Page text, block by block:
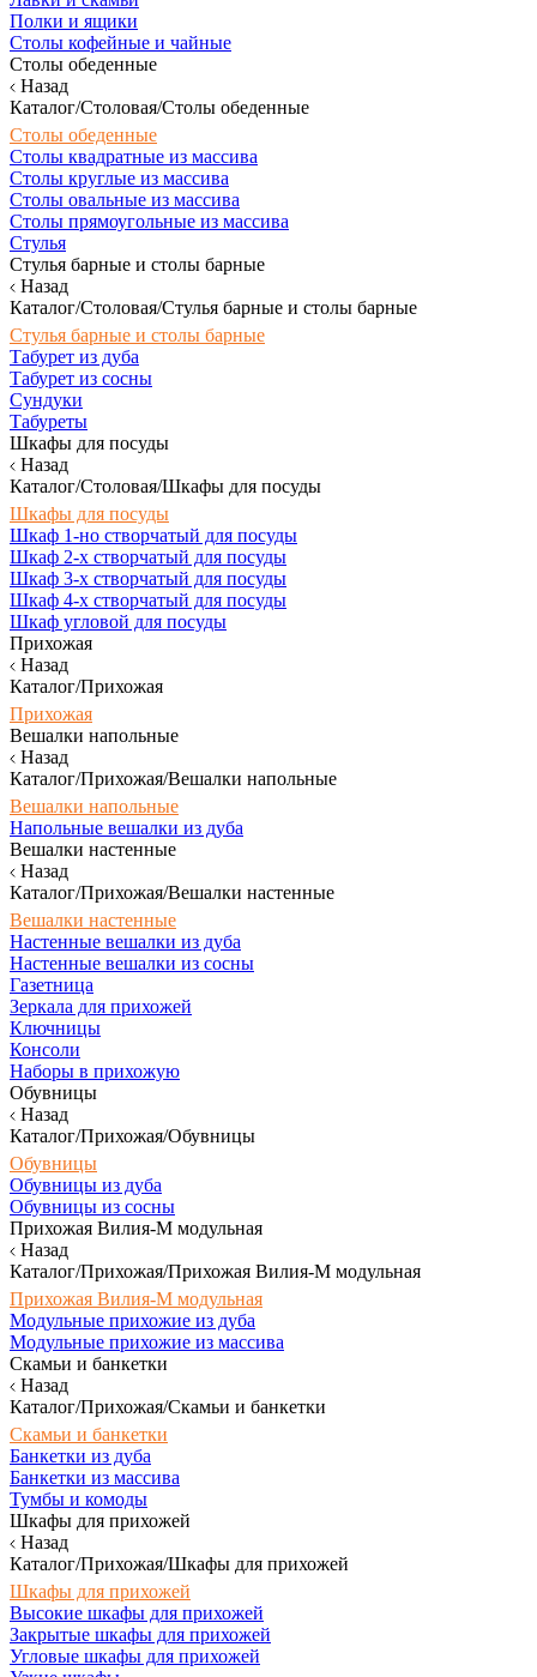
Полки и ящики
Столы кофейные и чайные
Столы обеденные
Назад
Каталог/Столовая/Столы обеденные
Столы обеденные
Столы квадратные из массива
Столы круглые из массива
Столы овальные из массива
Столы прямоугольные из массива
Стулья
Стулья барные и столы барные
Назад
Каталог/Столовая/Стулья барные и столы барные
Стулья барные и столы барные
Табурет из дуба
Табурет из сосны
Сундуки
Табуреты
Шкафы для посуды
Назад
Каталог/Столовая/Шкафы для посуды
Шкафы для посуды
Шкаф 1-но створчатый для посуды
Шкаф 2-х створчатый для посуды
Шкаф 3-х створчатый для посуды
Шкаф 4-х створчатый для посуды
Шкаф угловой для посуды
Прихожая
Назад
Каталог/Прихожая
Прихожая
Вешалки напольные
Назад
Каталог/Прихожая/Вешалки напольные
Вешалки напольные
Напольные вешалки из дуба
Вешалки настенные
Назад
Каталог/Прихожая/Вешалки настенные
Вешалки настенные
Настенные вешалки из дуба
Настенные вешалки из сосны
Газетница
Зеркала для прихожей
Ключницы
Консоли
Наборы в прихожую
Обувницы
Назад
Каталог/Прихожая/Обувницы
Обувницы
Обувницы из дуба
Обувницы из сосны
Прихожая Вилия-М модульная
Назад
Каталог/Прихожая/Прихожая Вилия-М модульная
Прихожая Вилия-М модульная
Модульные прихожие из дуба
Модульные прихожие из массива
Скамьи и банкетки
Назад
Каталог/Прихожая/Скамьи и банкетки
Скамьи и банкетки
Банкетки из дуба
Банкетки из массива
Тумбы и комоды
Шкафы для прихожей
Назад
Каталог/Прихожая/Шкафы для прихожей
Шкафы для прихожей
Высокие шкафы для прихожей
Закрытые шкафы для прихожей
Угловые шкафы для прихожей